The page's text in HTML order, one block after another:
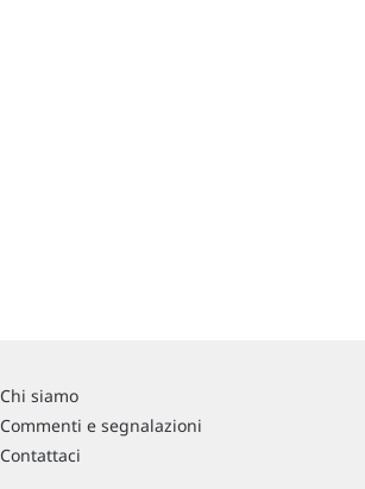
Chi siamo
Commenti e segnalazioni
Contattaci